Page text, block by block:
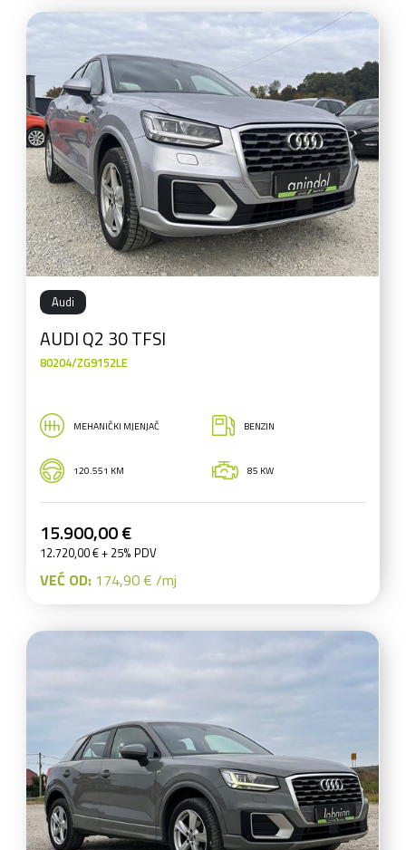
Audi
AUDI Q2 30 TFSI
80204/ZG9152LE
MEHANIČKI MJENJAČ BENZIN
120.551 KM 85 KW
15.900,00 €
12.720,00 € + 25% PDV
VEĆ OD: 174,90 € /mj